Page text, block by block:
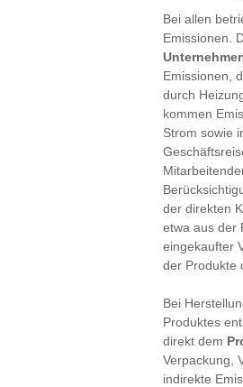
Bei allen
Emissionen.
Emissionen,
durch
kommen
Strom sowie
der direkten
etwa aus der
eingekaufter
der Produkte
Bei
Produktes
direkt dem
Verpackung,
indirekte